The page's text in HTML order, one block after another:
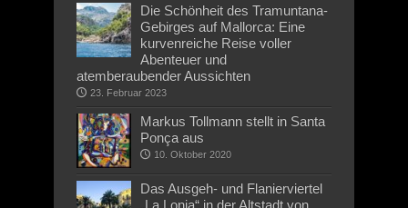
Die Schönheit des Tramuntana-
Gebirges auf Mallorca: Eine
kurvenreiche Reise voller
Abenteuer und
atemberaubender Aussichten
23. Februar 2023
Markus Tollmann stellt in Santa
Ponça aus
10. Oktober 2020
Das Ausgeh- und Flanierviertel